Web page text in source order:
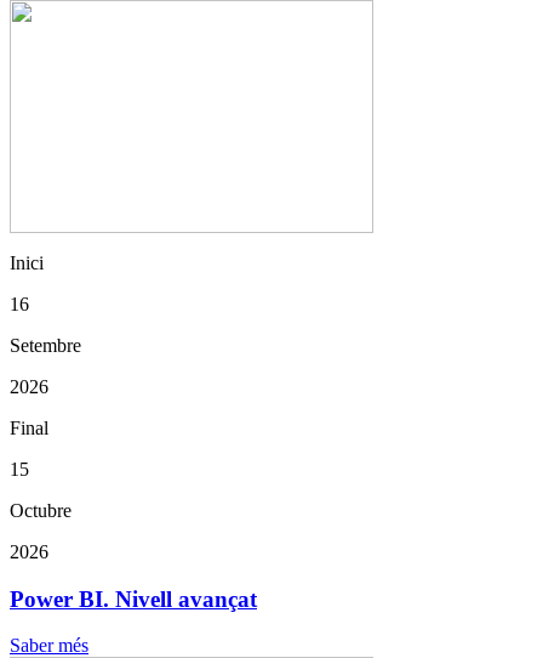
Inici
16
Setembre
2026
Final
15
Octubre
2026
Power BI. Nivell avançat
Saber més